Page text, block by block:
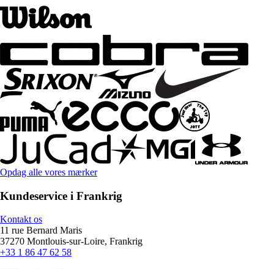
Opdag alle vores mærker
Kundeservice i Frankrig
Kontakt os
11 rue Bernard Maris
37270 Montlouis-sur-Loire, Frankrig
+33 1 86 47 62 58